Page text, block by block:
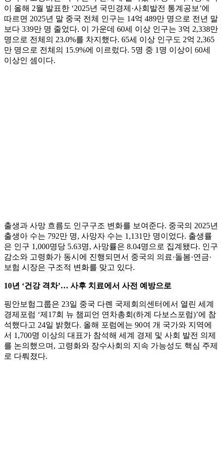
이 올해 2월 발표한 ‘2025년 국민경제·사회발전 통계공보’에
따르면 2025년 말 중국 전체 인구는 14억 489만 명으로 전년 말
보다 339만 명 줄었다. 이 가운데 60세 이상 인구는 3억 2,338만
명으로 전체의 23.0%를 차지했다. 65세 이상 인구도 2억 2,365
만 명으로 전체의 15.9%에 이르렀다. 5명 중 1명 이상이 60세
이상인 셈이다.
출생과 사망 흐름도 인구구조 변화를 보여준다. 중국의 2025년
출생아 수는 792만 명, 사망자 수는 1,131만 명이었다. 출생률
은 인구 1,000명당 5.63명, 사망률은 8.04명으로 집계됐다. 인구
감소와 고령화가 동시에 진행되면서 중국의 의료·돌봄·연금·
보험 시장은 구조적 변화를 맞고 있다.
10년 ‘건강 격차’… 사후 치료에서 사전 예방으로
핑안보험그룹은 23일 중국 다롄 국제회의센터에서 열린 세계
경제포럼 ‘제17회 뉴 챔피언 연차총회(하계 다보스포럼)’에 참
석했다고 24일 밝혔다. 올해 포럼에는 90여 개 국가와 지역에
서 1,700명 이상의 대표가 참석해 세계 경제 및 사회 발전 의제
를 논의했으며, 고령화와 장수사회의 지속 가능성도 핵심 주제
로 다뤄졌다.